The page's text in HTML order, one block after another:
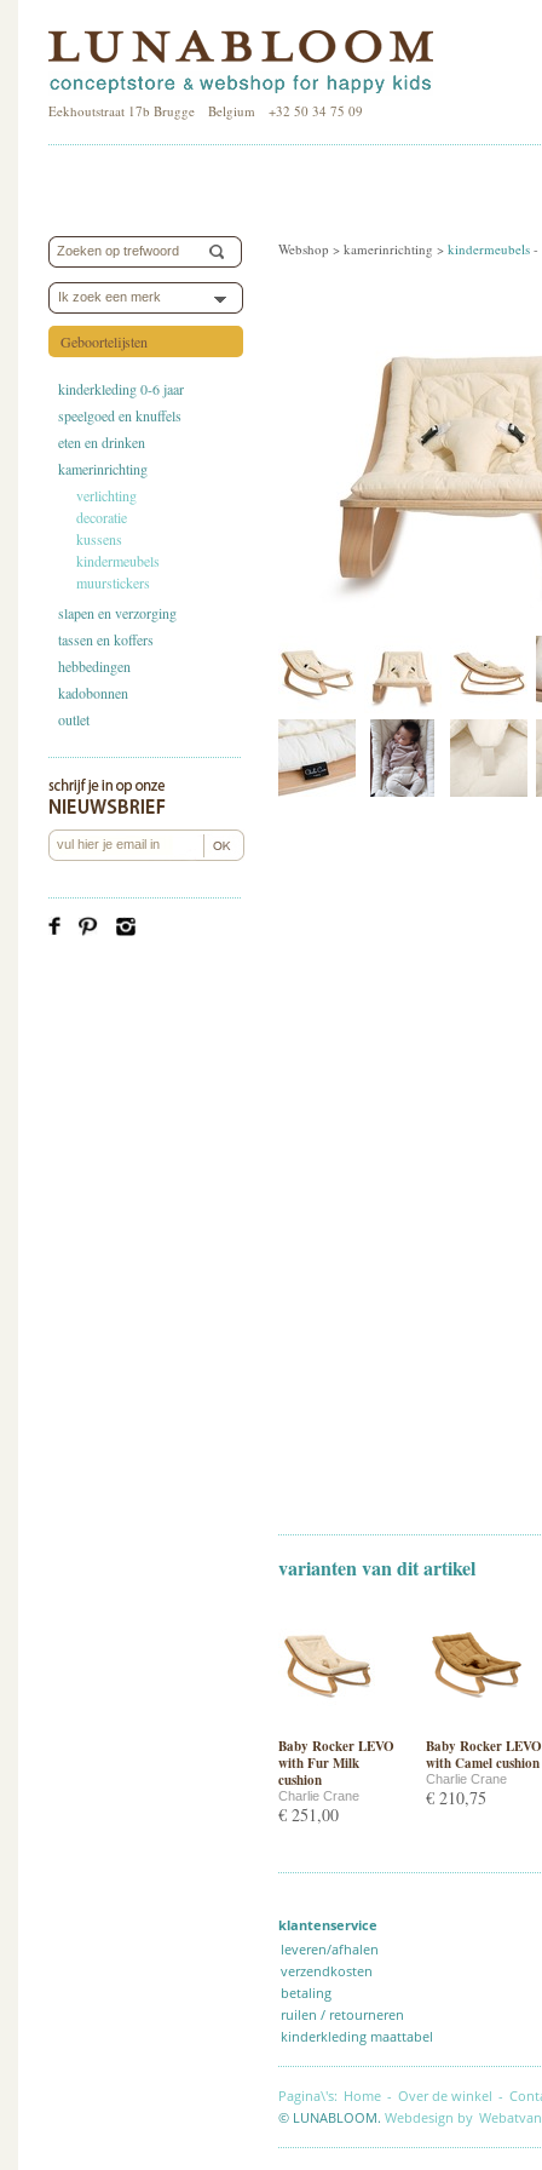
Eekhoutstraat 17b Brugge Belgium +32 50 34 75 09
Ik zoek een merk
Geboortelijsten
kinderkleding 0-6 jaar
speelgoed en knuffels
eten en drinken
kamerinrichting
verlichting
decoratie
kussens
kindermeubels
muurstickers
slapen en verzorging
tassen en koffers
hebbedingen
kadobonnen
outlet
Webshop > kamerinrichting > kindermeubels -
varianten van dit artikel
Baby Rocker LEVO
with Fur Milk
cushion
Charlie Crane
€ 251,00
Baby Rocker LEVO
with Camel cushion
Charlie Crane
€ 210,75
klantenservice
leveren/afhalen
verzendkosten
betaling
ruilen / retourneren
kinderkleding maattabel
Pagina\'s: Home - Over de winkel -
© LUNABLOOM. Webdesign by